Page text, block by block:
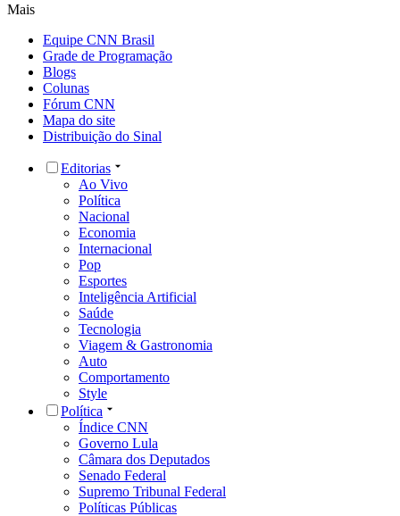
Mais
Equipe CNN Brasil
Grade de Programação
Blogs
Colunas
Fórum CNN
Mapa do site
Distribuição do Sinal
Editorias
Ao Vivo
Política
Nacional
Economia
Internacional
Pop
Esportes
Inteligência Artificial
Saúde
Tecnologia
Viagem & Gastronomia
Auto
Comportamento
Style
Política
Índice CNN
Governo Lula
Câmara dos Deputados
Senado Federal
Supremo Tribunal Federal
Políticas Públicas